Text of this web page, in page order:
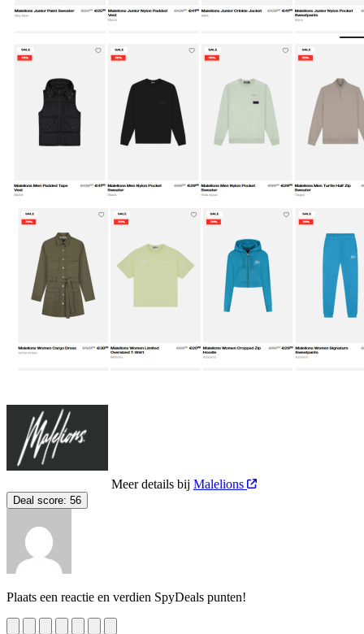
Meer details bij Malelions
Deal score: 56
Plaats een reactie en verdien SpyDeals punten!